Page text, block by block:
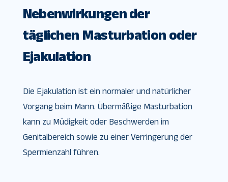
Nebenwirkungen der
täglichen Masturbation oder
Ejakulation
Die Ejakulation ist ein normaler und natürlicher
Vorgang beim Mann. Übermäßige Masturbation
kann zu Müdigkeit oder Beschwerden im
Genitalbereich sowie zu einer Verringerung der
Spermienzahl führen.